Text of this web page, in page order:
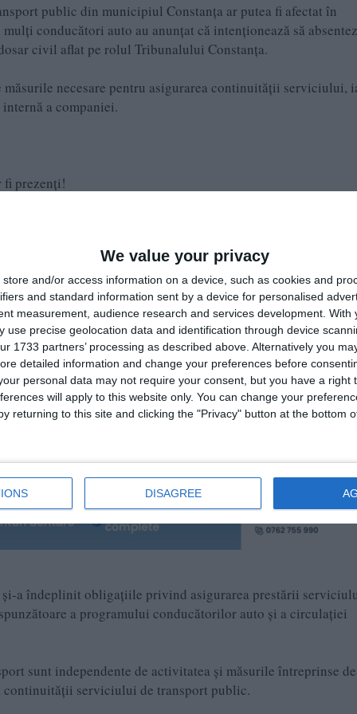
We value your privacy
store and/or access information on a device, such as cookies and
and standard information sent by a device for personalised
measurement, audience research and services development. With
use precise geolocation data and identification through device
1733 partners’ processing as described above. Alternatively you
detailed information and change your preferences before
personal data may not require your consent, but you have a right
will apply to this website only. You can change your
returning to this site and clicking the "Privacy" button at the bottom
DISAGREE
public din municipiul Constanța ar putea fi afectat în
conducători auto au anunțat că intenționează să
civil aflat pe rolul Tribunalului Constanța.
necesare pentru asigurarea continuității serviciului,
a companiei.
fi prezenți!
la o posibilă afectare a programului de transport public în
multor angajați ai societății într-un proces civil aflat pe rolul
următoarele:
unor conducători auto prin care aceștia au adus la
de lucru, motivând necesitatea participării, în calitate de
2025;
serviciului public de transport din municipiul Constanța.
și-a îndeplinit obligațiile privind asigurarea prestării
a programului conducătorilor auto și a circulației
sunt independente de activitatea și măsurile întreprinse de
continuității serviciului de transport public.